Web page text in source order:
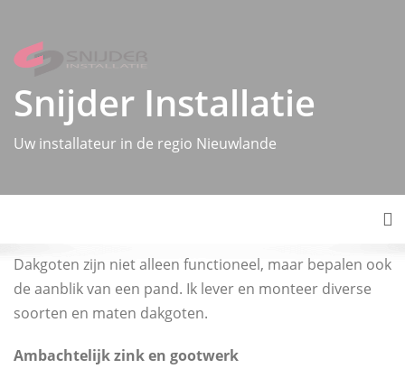
content
Snijder Installatie
Uw installateur in de regio Nieuwlande
Dakgoten zijn niet alleen functioneel, maar bepalen ook
de aanblik van een pand. Ik lever en monteer diverse
soorten en maten dakgoten.
Ambachtelijk zink en gootwerk